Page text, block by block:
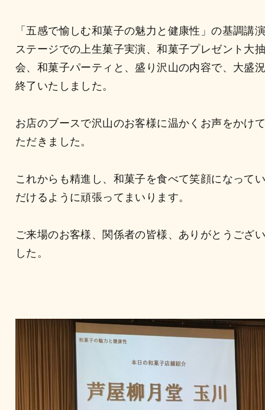
「五感で愉しむ和菓子の魅力と健康性」の基調講
ステージでの上生菓子実演、和菓子プレゼント大
会、和菓子パーティと、盛り沢山の内容で、大盛
終了いたしました。
お店のブースで沢山のお客様に温かくお声をかけ
ただきました。
これからも精進し、和菓子を食べて笑顔になって
だけるように頑張ってまいります。
ご来場のお客様、関係者の皆様、ありがとうござ
した。